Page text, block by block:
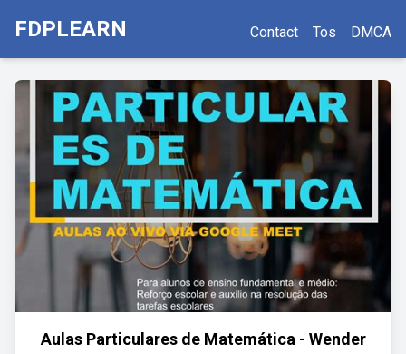
FDPLEARN Contact Tos DMCA
Aulas Particulares de Matemática - Wender